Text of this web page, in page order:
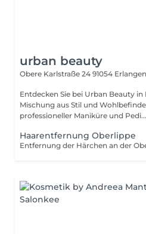
urban beauty
Obere Karlstraße 24 91054 Erlangen
Entdecken Sie bei Urban Beauty
Mischung aus Stil und
professioneller Maniküre und Pedi...
Haarentfernung Oberlippe